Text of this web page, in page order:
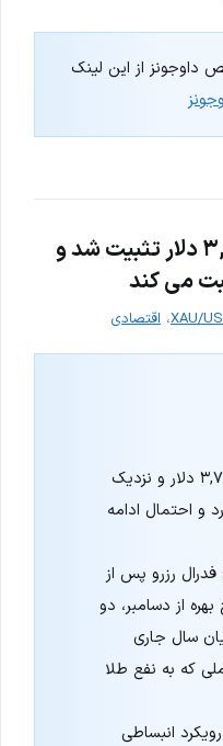
داوجونز از این لینک
طلا (XAU/USD) بالای ۳,۷۰۰ دلار تثبیت شد و
می کند
XAU/، اقتصادی
: بالای ۳,۷۰۰ دلار و نزدیک
و احتمال ادامه
: فدرال رزرو پس از
از دسامبر، دو
سال جاری
که به نفع طلا
انبساطی